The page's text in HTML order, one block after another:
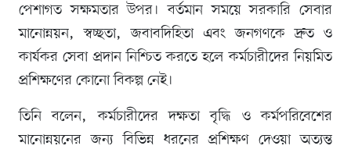
পেশাগত সক্ষমতার উপর। বর্তমান সময়ে সরকারি সেবার
মানোন্নয়ন, স্বচ্ছতা, জবাবদিহিতা এবং জনগণকে দ্রুত ও
কার্যকর সেবা প্রদান নিশ্চিত করতে হলে কর্মচারীদের নিয়মিত
প্রশিক্ষণের কোনো বিকল্প নেই।
তিনি বলেন, কর্মচারীদের দক্ষতা বৃদ্ধি ও কর্মপরিবেশের
মানোন্নয়নের জন্য বিভিন্ন ধরনের প্রশিক্ষণ দেওয়া অত্যন্ত